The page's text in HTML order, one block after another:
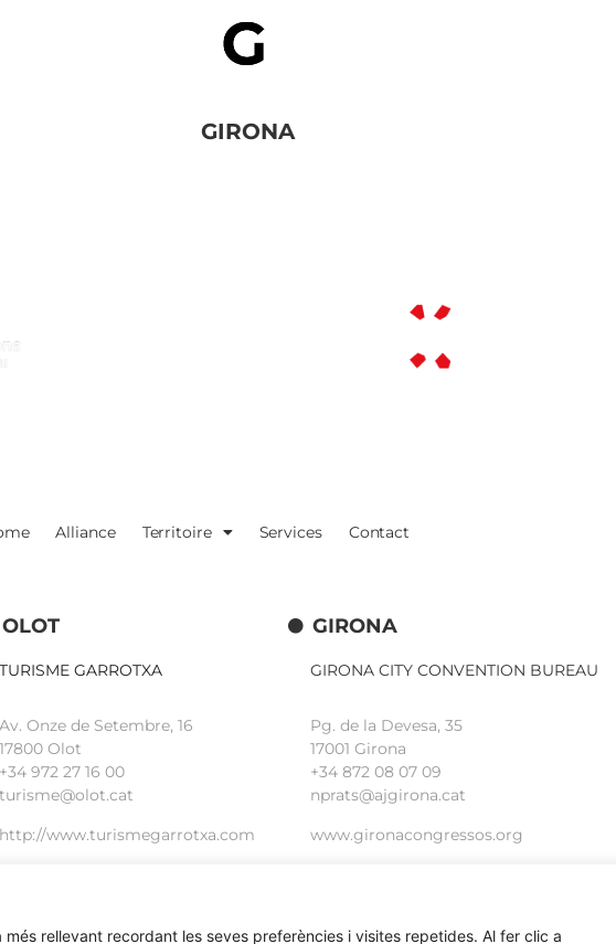
rellevant recordant les seves preferències i visites repetides. Al fer clic a
GIRONA
Alliance Territoire Services Contact
OLOT
TURISME GARROTXA
Av. Onze de Setembre, 16
17800 Olot
+34972 27 16 00
turisme@olot.cat
http://www.turismegarrotxa.com
GIRONA
GIRONA CITY CONVENTION BUREAU
Pg. de la Devesa, 35
17001 Girona
+34 872 08 07 09
nprats@ajgirona.cat
www.gironacongressos.org